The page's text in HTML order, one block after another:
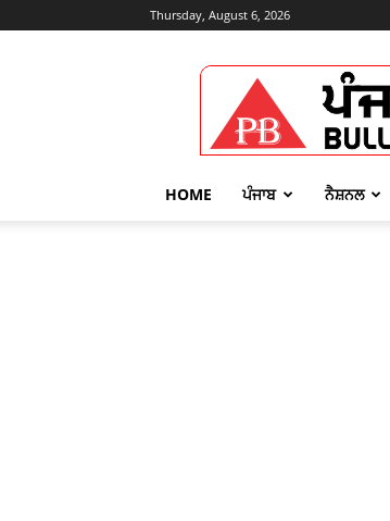
Thursday, August 6, 2026
Punjabi
Bulletin
HOME ਪੰਜਾਬ ਨੈਸ਼ਨਲ